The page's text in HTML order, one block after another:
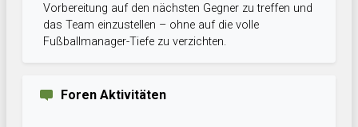
Vorbereitung auf den nächsten Gegner zu treffen und
das Team einzustellen – ohne auf die volle
Fußballmanager-Tiefe zu verzichten.
Foren Aktivitäten